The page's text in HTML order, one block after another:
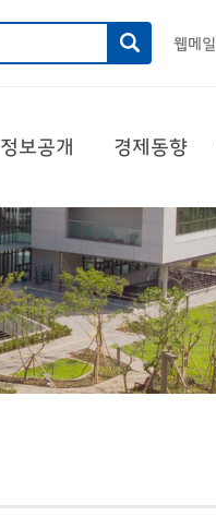
웹메일
정보공개 경제동향